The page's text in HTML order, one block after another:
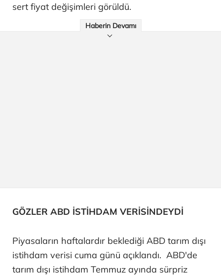
sert fiyat değişimleri görüldü.
Haberin Devamı
GÖZLER ABD İSTİHDAM VERİSİNDEYDİ
Piyasaların haftalardır beklediği ABD tarım dışı
istihdam verisi cuma günü açıklandı. ABD'de
tarım dışı istihdam Temmuz ayında sürpriz